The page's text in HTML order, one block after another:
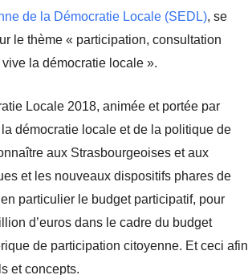
de la Démocratie Locale (SEDL), se
le thème « participation, consultation
la démocratie locale ».
Locale 2018, animée et portée par
démocratie locale et de la politique de
aux Strasbourgeoises et aux
et les nouveaux dispositifs phares de
particulier le budget participatif, pour
d’euros dans le cadre du budget
de participation citoyenne. Et ceci afin
et concepts.